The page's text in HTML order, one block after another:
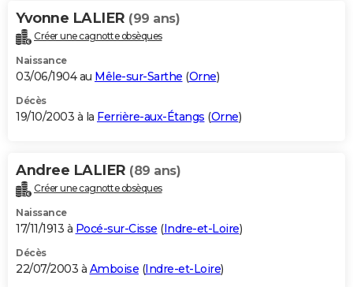
Yvonne LALIER (99 ans)
Créer une cagnotte obsèques
Naissance
03/06/1904 au Mêle-sur-Sarthe (Orne)
Décès
19/10/2003 à la Ferrière-aux-Étangs (Orne)
Andree LALIER (89 ans)
Créer une cagnotte obsèques
Naissance
17/11/1913 à Pocé-sur-Cisse (Indre-et-Loire)
Décès
22/07/2003 à Amboise (Indre-et-Loire)